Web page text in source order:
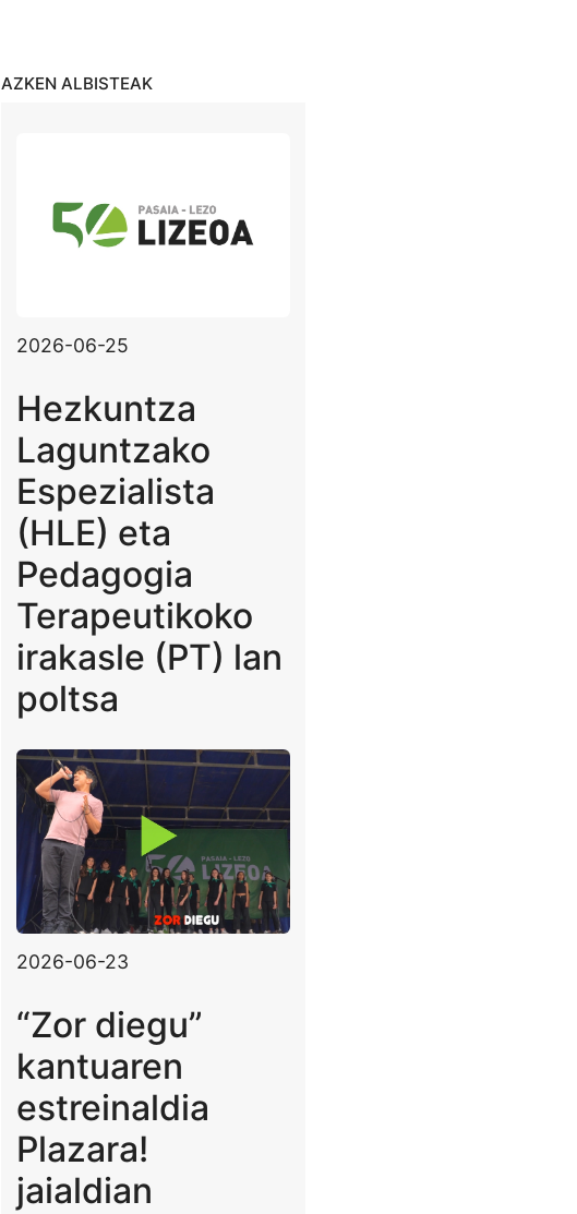
AZKEN ALBISTEAK
2026-06-25
Hezkuntza
Laguntzako
Espezialista
(HLE) eta
Pedagogia
Terapeutikoko
irakasle (PT) lan
poltsa
2026-06-23
“Zor diegu”
kantuaren
estreinaldia
Plazara!
jaialdian